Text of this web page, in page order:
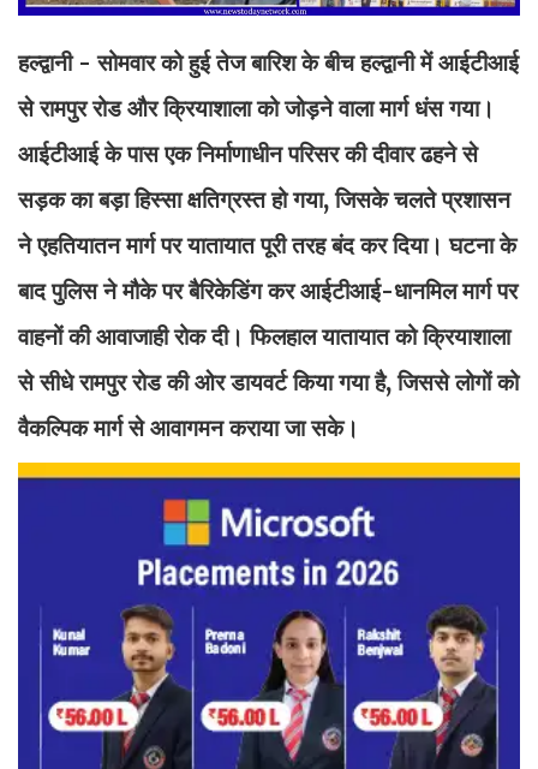
हल्द्वानी - सोमवार को हुई तेज बारिश के बीच हल्द्वानी में आईटीआई
से रामपुर रोड और क्रियाशाला को जोड़ने वाला मार्ग धंस गया।
आईटीआई के पास एक निर्माणाधीन परिसर की दीवार ढहने से
सड़क का बड़ा हिस्सा क्षतिग्रस्त हो गया, जिसके चलते प्रशासन
ने एहतियातन मार्ग पर यातायात पूरी तरह बंद कर दिया। घटना के
बाद पुलिस ने मौके पर बैरिकेडिंग कर आईटीआई-धानमिल मार्ग पर
वाहनों की आवाजाही रोक दी। फिलहाल यातायात को क्रियाशाला
से सीधे रामपुर रोड की ओर डायवर्ट किया गया है, जिससे लोगों को
वैकल्पिक मार्ग से आवागमन कराया जा सके।